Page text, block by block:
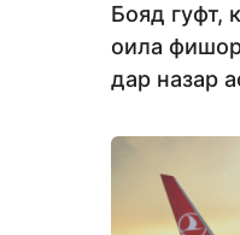
Бояд гуфт,
оила
дар назар